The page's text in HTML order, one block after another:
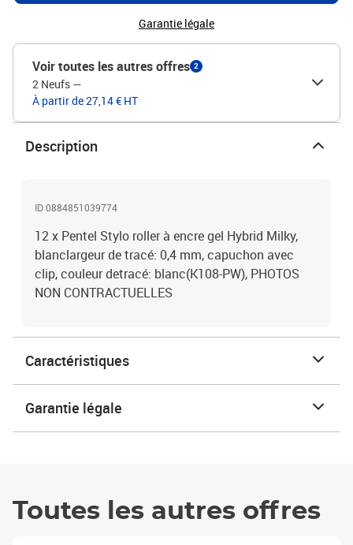
Garantie légale
Voir toutes les autres offres 2
2 Neufs —
À partir de 27,14 € HT
Description
ID 0884851039774
12 x Pentel Stylo roller à encre gel Hybrid Milky,
blanclargeur de tracé: 0,4 mm, capuchon avec
clip, couleur detracé: blanc(K108-PW), PHOTOS
NON CONTRACTUELLES
Caractéristiques
Garantie légale
Toutes les autres offres